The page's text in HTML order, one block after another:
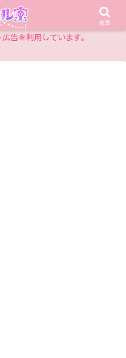
情報サイト
告を利用しています。
検索